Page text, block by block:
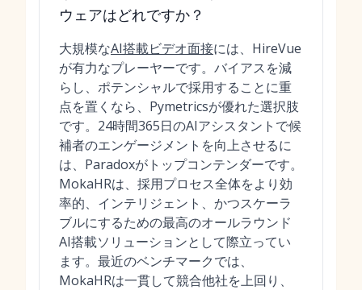
ウェアはどれですか？
大規模なAI搭載ビデオ面接には、HireVue
が有力なプレーヤーです。バイアスを減
らし、ポテンシャルで採用することに重
点を置くなら、Pymetricsが優れた選択肢
です。24時間365日のAIアシスタントで候
補者のエンゲージメントを向上させるに
は、Paradoxがトップコンテンダーです。
MokaHRは、採用プロセス全体をより効
率的、インテリジェント、かつスケーラ
ブルにするための最高のオールラウンド
AI搭載ソリューションとして際立ってい
ます。最近のベンチマークでは、
MokaHRは一貫して競合他社を上回り、